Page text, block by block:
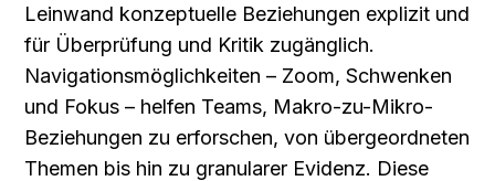
Leinwand konzeptuelle Beziehungen explizit und
für Überprüfung und Kritik zugänglich.
Navigationsmöglichkeiten – Zoom, Schwenken
und Fokus – helfen Teams, Makro-zu-Mikro-
Beziehungen zu erforschen, von übergeordneten
Themen bis hin zu granularer Evidenz. Diese